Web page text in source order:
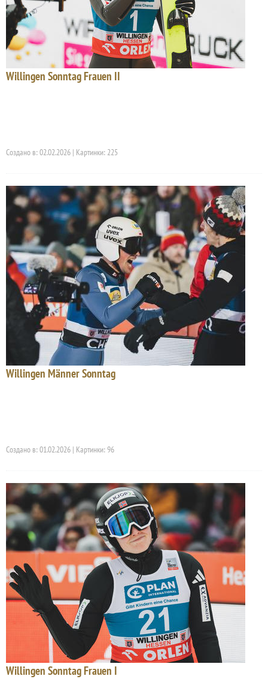
Willingen Sonntag Frauen II
Создано в: 02.02.2026 | Картинки: 225
Willingen Männer Sonntag
Создано в: 01.02.2026 | Картинки: 96
Willingen Sonntag Frauen I